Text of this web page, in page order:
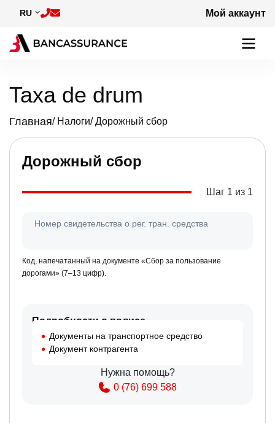
Skip to main content
RU Мой аккаунт
Taxa de drum
Главная Налоги Дорожный сбор
Дорожный сбор
Шаг 1 из 1
Номер свидетельства о рег. тран. средства
Код, напечатанный на документе «Сбор за пользование
дорогами» (7–13 цифр).
Подробности о полисе
Документы на транспортное средство
Документ контрагента
Нужна помощь?
0 (76) 699 588